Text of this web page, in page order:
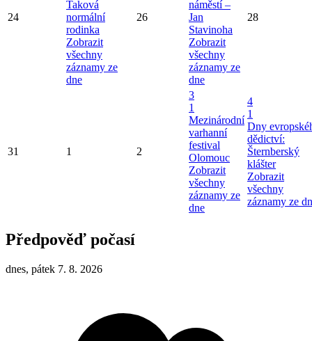
24
Taková
normální
rodinka
Zobrazit
všechny
záznamy ze
dne
26
náměstí –
Jan
Stavinoha
Zobrazit
všechny
záznamy ze
dne
28
31 1 2
3
1
Mezinárodní
varhanní
festival
Olomouc
Zobrazit
všechny
záznamy ze
dne
4
1
Dny
dědictví:
Šternberský
klášter
Zobrazit
všechny
záznamy ze
Předpověď počasí
dnes, pátek 7. 8. 2026